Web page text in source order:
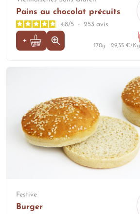
Pains au chocolat précuits
4.8/5 - 253 avis
170g 29,35 €/Kg
Festive
Burger